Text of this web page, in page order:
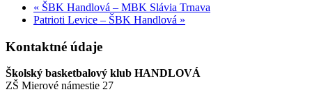
« ŠBK Handlová – MBK Slávia Trnava
Patrioti Levice – ŠBK Handlová »
Kontaktné údaje
Školský basketbalový klub HANDLOVÁ
ZŠ Mierové námestie 27